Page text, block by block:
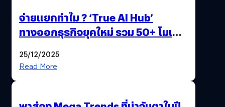
จ่ายแยกทำไม ? ‘True AI Hub’
ทางออกธุรกิจยุคใหม่ รวม 50+ โมเดล
25/12/2025
Read More